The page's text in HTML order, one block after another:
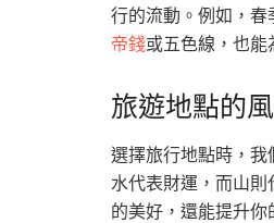
行的流動。例如，
帝錢或五色線，也能
旅遊地點的
選擇旅行地點時，
水代表財運，而山
的美好，還能提升